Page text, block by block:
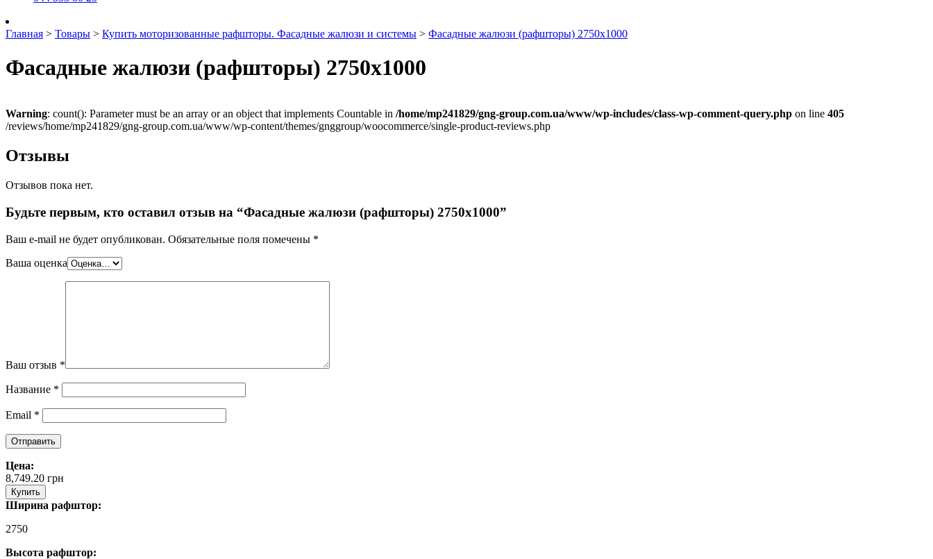
Главная > Товары > Купить моторизованные рафшторы. Фасадные жалюзи и системы > Фасадные жалюзи (рафшторы) 2750х1000
Фасадные жалюзи (рафшторы) 2750х1000
Warning: count(): Parameter must be an array or an object that implements Countable in /home/mp241829/gng-group.com.ua/www/wp-includes/class-wp-comment-query.php on line 405
/reviews/home/mp241829/gng-group.com.ua/www/wp-content/themes/gnggroup/woocommerce/single-product-reviews.php
Отзывы
Отзывов пока нет.
Будьте первым, кто оставил отзыв на “Фасадные жалюзи (рафшторы) 2750х1000”
Ваш e-mail не будет опубликован. Обязательные поля помечены *
Ваша оценка
Ваш отзыв *
Название *
Email *
Цена:
8,749.20 грн
Купить
Ширина рафштор:
2750
Высота рафштор: